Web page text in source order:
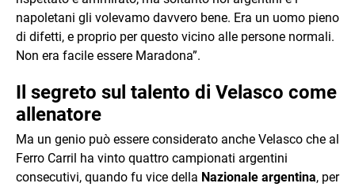
napoletani gli volevamo davvero bene. Era un uomo pieno
di difetti, e proprio per questo vicino alle persone normali.
Non era facile essere Maradona”.
Il segreto sul talento di Velasco come
allenatore
Ma un genio può essere considerato anche Velasco che al
Ferro Carril ha vinto quattro campionati argentini
consecutivi, quando fu vice della Nazionale argentina, per